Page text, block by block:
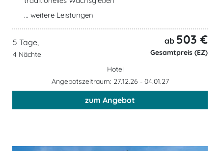
... weitere Leistungen
5 Tage,
4 Nächte
ab 503 €
Gesamtpreis (EZ)
Hotel
Angebotszeitraum: 27.12.26 - 04.01.27
zum Angebot